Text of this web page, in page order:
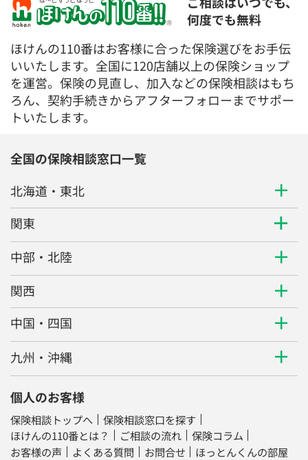
何度でも無料
ほけんの110番はお客様に合った保険選びをお手伝
いいたします。全国に120店舗以上の保険ショップ
を運営。保険の見直し、加入などの保険相談はもち
ろん、契約手続きからアフターフォローまでサポー
トいたします。
全国の保険相談窓口一覧
北海道・東北
関東
中部・北陸
関西
中国・四国
九州・沖縄
個人のお客様
保険相談トップへ
保険相談窓口を探す
ほけんの110番とは？
ご相談の流れ
保険コラム
お客様の声
よくある質問 お問合せ ほっとんくんの部屋